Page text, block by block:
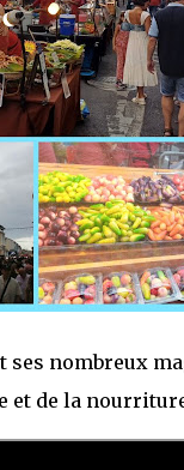
nombreux
de la